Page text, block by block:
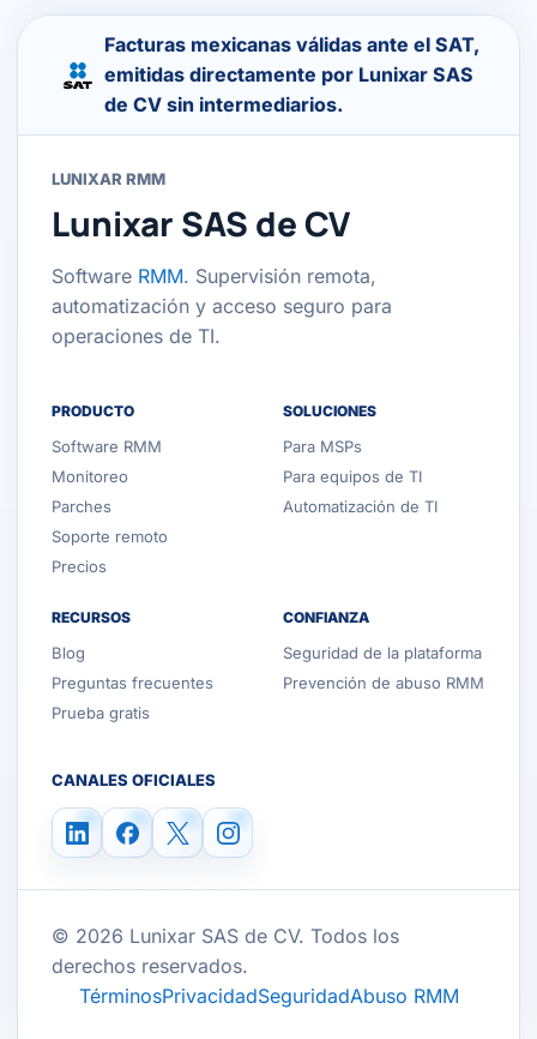
Facturas mexicanas válidas ante el SAT,
emitidas directamente por Lunixar SAS
de CV sin intermediarios.
LUNIXAR RMM
Lunixar SAS de CV
Software RMM. Supervisión remota,
automatización y acceso seguro para
operaciones de TI.
PRODUCTO
Software RMM
Monitoreo
Parches
Soporte remoto
Precios
SOLUCIONES
Para MSPs
Para equipos de TI
Automatización de TI
RECURSOS
Blog
Preguntas frecuentes
Prueba gratis
CONFIANZA
Seguridad de la plataforma
Prevención de abuso RMM
CANALES OFICIALES
© 2026 Lunixar SAS de CV. Todos los
derechos reservados.
TérminosPrivacidadSeguridadAbuso RMM